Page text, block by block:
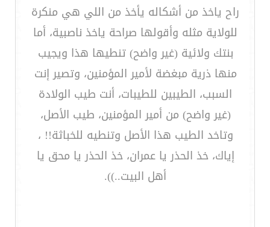
راح ياخذ من أشكاله يأخذ من اللي هي منكرة
للولاية مثله وأقولها صراحة ياخذ ناصبية، أما
بنتك ولائية (غير واضح) تنطيها هذا ويجيب
منها ذرية مبغضة لأمير المؤمنين، وتصير إنت
السبب، الطيبين للطيبات، أنت طيب الولادة
(غير واضح) من أمير المؤمنين، طيب الأصل،
وتاخد الطيب هذا الأصل وتنطيه للخباثة!! ،
إياك، خذ الحذر يا عمران، خذ الحذر يا محق يا
أهل البيت..)).